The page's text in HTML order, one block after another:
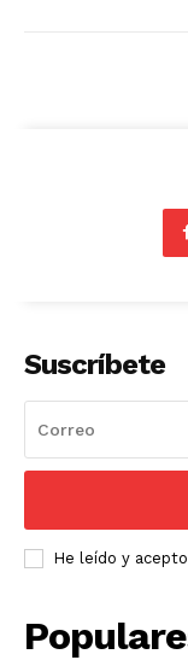
Suscríbete
He leído y